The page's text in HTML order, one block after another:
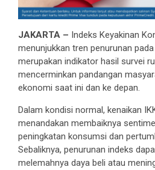
JAKARTA – Indeks Keyakinan
menunjukkan tren penurunan
merupakan indikator hasil survei
mencerminkan pandangan
ekonomi saat ini dan ke depan.
Dalam kondisi normal, kenaikan
menandakan membaiknya
peningkatan konsumsi dan
Sebaliknya, penurunan indeks
melemahnya daya beli atau